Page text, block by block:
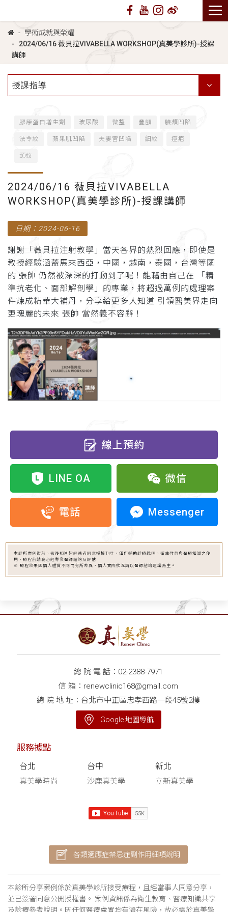
學術成就與榮耀
2024/06/16 薇貝拉VIVABELLA WORKSHOP(真美學診所)-授課
講師
授課指導
膠原蛋白增生劑 玻尿酸 微整 豐額 臉頰凹陷
法令紋 蘋果肌凹陷 夫妻宮凹陷 細紋 痘疤
頸紋
2024/06/16 薇貝拉VIVABELLA
WORKSHOP(真美學診所)-授課講師
日期：2024-06-16
謝謝「薇貝拉注射教學」當天各界的熱烈回應，即使是
教授經驗涵蓋馬來西亞，中國，越南，泰國，台灣等國
的 張帥 仍然被深深的打動到了呢！能藉由自己在 「精
準抗老化、面部解剖學」的專業，將超過萬例的處理案
件煉成精華大補丹，分享給更多人知道 引領醫美界走向
更瑰麗的未來 張帥 當然義不容辭！
線上預約
LINE OA 微信
電話 Messenger
本診所案例術前、術後照片皆經患者同意授權刊登，僅作輔助診療說明、衛生教育與醫療知識之使
用，療程前請務必經專業醫師諮詢及評估
※ 療程效果因個人體質不同而有所差異，個人實際狀況請以醫師諮詢建議為主。
總 院 電 話： 02-2388-7971
信 箱： renewclinic168@gmail.com
總 院 地 址：台北市中正區忠孝西路一段45號2樓
Google 地圖導航
服務據點
台北
真美學時尚
台中
沙鹿真美學
新北
立新真美學
各類適應症禁忌症副作用細項說明
本診所分享案例係於真美學診所接受療程，且經當事人同意分享，
並已簽署同意公開授權書。 案例資訊係為衛生教育、醫療知識共享
及診療參考說明。因任何醫療處置均有潛在風險，故必需於真美學